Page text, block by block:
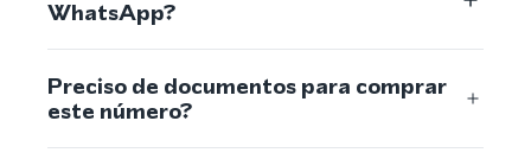
WhatsApp?
Preciso de documentos para comprar
este número?